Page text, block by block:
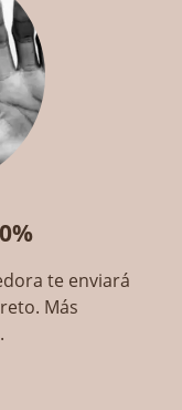
te enviará
Más
.